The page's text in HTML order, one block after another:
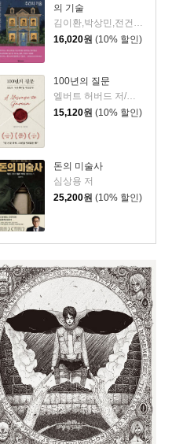
의 기술
16,020원 (10% 할인)
100년의 질문
엘버트 허버드 저/충희 편
15,120원 (10% 할인)
돈의 미술사
심상용 저
25,200원 (10% 할인)